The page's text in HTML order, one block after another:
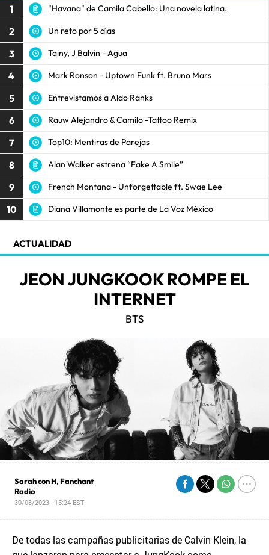
1 "Havana" de Camila Cabello: Una novela latina.
2 Un reto por 5 días
3 Tainy, J Balvin - Agua
4 Mark Ronson - Uptown Funk ft. Bruno Mars
5 Entrevistamos a Aldo Ranks
6 Rauw Alejandro & Camilo -Tattoo Remix
7 Top10: Mentiras de Parejas
8 Alan Walker estrena “Fake A Smile”
9 French Montana - Unforgettable ft. Swae Lee
10 Diana Villamonte es parte de La Voz México
ACTUALIDAD
JEON JUNGKOOK ROMPE EL
INTERNET
BTS
Sarah con H, Fanchant
Radio
30/03/2023 - 15:24 EST
De todas las campañas publicitarias de Calvin Klein, la